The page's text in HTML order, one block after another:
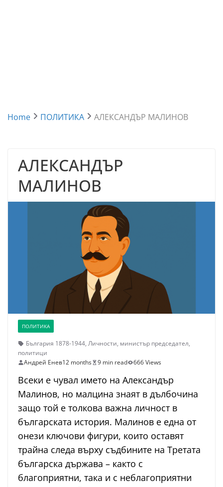
Home ПОЛИТИКА АЛЕКСАНДЪР МАЛИНОВ
АЛЕКСАНДЪР
МАЛИНОВ
ПОЛИТИКА
България 1878-1944, Личности, министър председател,
политици
Андрей Енев12 months 9 min read 666 Views
Всеки е чувал името на Александър
Малинов, но малцина знаят в дълбочина
защо той е толкова важна личност в
българската история. Малинов е една от
онези ключови фигури, които оставят
трайна следа върху съдбините на Третата
българска държава – както с
благоприятни, така и с неблагоприятни